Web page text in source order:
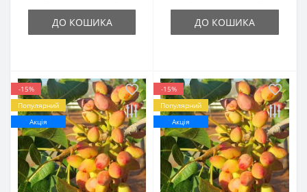
ДО КОШИКА ДО КОШИКА
-15%
Популярний
Акція
-15%
Популярний
Акція